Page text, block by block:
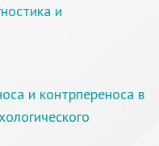
и
и контрпереноса в